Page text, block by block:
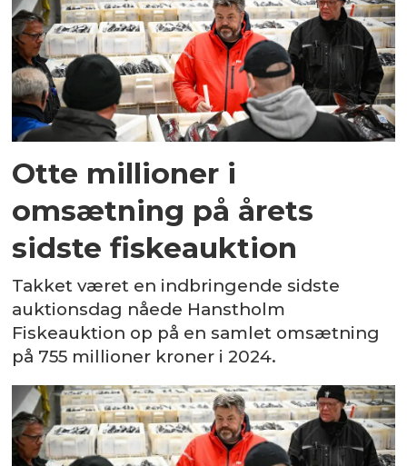
Otte millioner i
omsætning på årets
sidste fiskeauktion
Takket været en indbringende sidste
auktionsdag nåede Hanstholm
Fiskeauktion op på en samlet omsætning
på 755 millioner kroner i 2024.